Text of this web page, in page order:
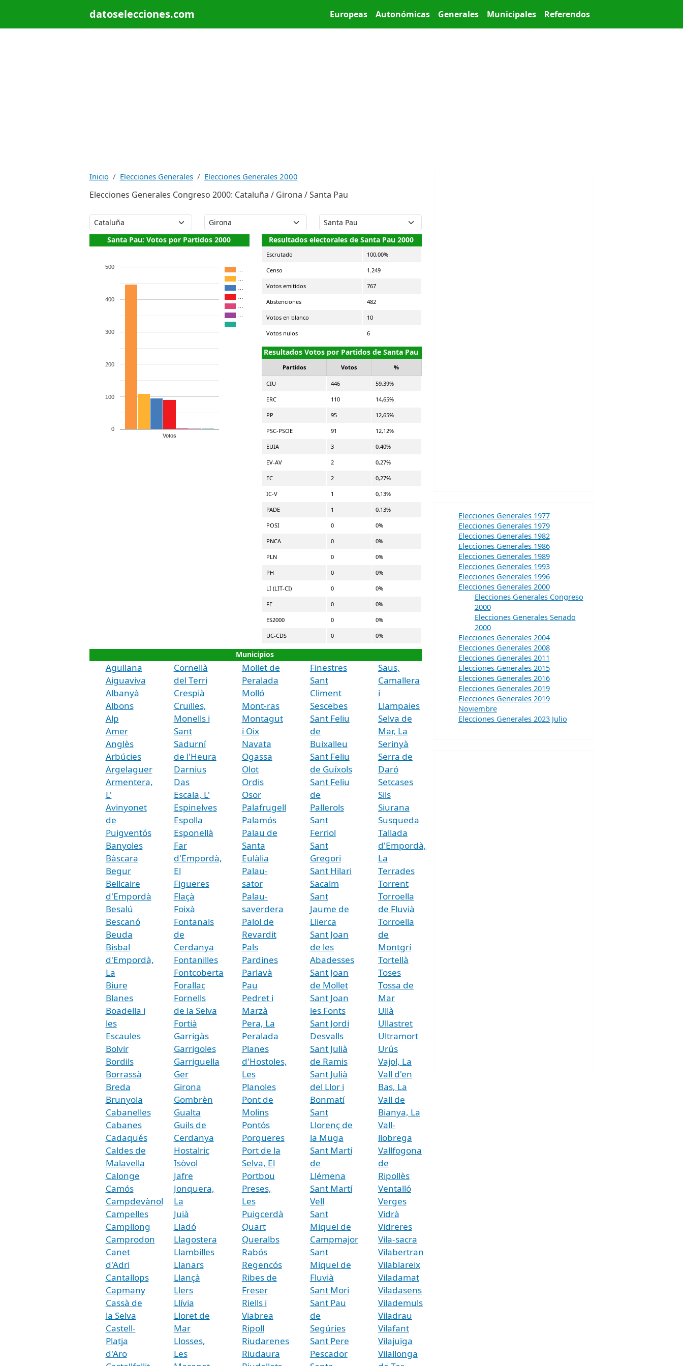
datoselecciones.com Main menu
Europeas Autonómicas Generales Municipales Referendos
Inicio Elecciones Generales Elecciones Generales 2000
Elecciones Generales Congreso 2000: Cataluña / Girona / Santa Pau
Santa Pau: Votos por Partidos 2000
Votos
0
100
200
300
400
500
Resultados electorales de Santa Pau 2000
Escrutado 100,00%
Censo 1.249
Votos emitidos 767
Abstenciones 482
Votos en blanco 10
Votos nulos 6
Resultados Votos por Partidos de Santa Pau
Partidos Votos %
CIU 446 59,39%
ERC 110 14,65%
PP 95 12,65%
PSC-PSOE 91 12,12%
EUIA 3 0,40%
EV-AV 2 0,27%
EC 2 0,27%
IC-V 1 0,13%
PADE 1 0,13%
POSI 0 0%
PNCA 0 0%
PLN 0 0%
PH 0 0%
LI (LIT-CI) 0 0%
FE 0 0%
ES2000 0 0%
UC-CDS 0 0%
Municipios
Agullana
Aiguaviva
Albanyà
Albons
Alp
Amer
Anglès
Arbúcies
Argelaguer
Armentera,
L'
Avinyonet
de
Puigventós
Banyoles
Bàscara
Begur
Bellcaire
d'Empordà
Besalú
Bescanó
Beuda
Bisbal
d'Empordà,
La
Biure
Blanes
Boadella i
les
Escaules
Bolvir
Bordils
Borrassà
Breda
Brunyola
Cabanelles
Cabanes
Cadaqués
Caldes de
Malavella
Calonge
Camós
Campdevànol
Campelles
Campllong
Camprodon
Canet
d'Adri
Cantallops
Capmany
Cassà de
la Selva
Castell-
Platja
d'Aro
Cornellà
del Terri
Crespià
Cruïlles,
Monells i
Sant
Sadurní
de l'Heura
Darnius
Das
Escala, L'
Espinelves
Espolla
Esponellà
Far
d'Empordà,
El
Figueres
Flaçà
Foixà
Fontanals
de
Cerdanya
Fontanilles
Fontcoberta
Forallac
Fornells
de la Selva
Fortià
Garrigàs
Garrigoles
Garriguella
Ger
Girona
Gombrèn
Gualta
Guils de
Cerdanya
Hostalric
Isòvol
Jafre
Jonquera,
La
Juià
Lladó
Llagostera
Llambilles
Llanars
Llançà
Llers
Llívia
Lloret de
Mar
Llosses,
Les
Mollet de
Peralada
Molló
Mont-ras
Montagut
i Oix
Navata
Ogassa
Olot
Ordis
Osor
Palafrugell
Palamós
Palau de
Santa
Eulàlia
Palau-
sator
Palau-
saverdera
Palol de
Revardit
Pals
Pardines
Parlavà
Pau
Pedret i
Marzà
Pera, La
Peralada
Planes
d'Hostoles,
Les
Planoles
Pont de
Molins
Pontós
Porqueres
Port de la
Selva, El
Portbou
Preses,
Les
Puigcerdà
Quart
Queralbs
Rabós
Regencós
Ribes de
Freser
Riells i
Viabrea
Ripoll
Riudarenes
Riudaura
Finestres
Sant
Climent
Sescebes
Sant Feliu
de
Buixalleu
Sant Feliu
de Guíxols
Sant Feliu
de
Pallerols
Sant
Ferriol
Sant
Gregori
Sant Hilari
Sacalm
Sant
Jaume de
Llierca
Sant Joan
de les
Abadesses
Sant Joan
de Mollet
Sant Joan
les Fonts
Sant Jordi
Desvalls
Sant Julià
de Ramis
Sant Julià
del Llor i
Bonmatí
Sant
Llorenç de
la Muga
Sant Martí
de
Llémena
Sant Martí
Vell
Sant
Miquel de
Campmajor
Sant
Miquel de
Fluvià
Sant Mori
Sant Pau
de
Segúries
Sant Pere
Pescador
Saus,
Camallera
i
Llampaies
Selva de
Mar, La
Serinyà
Serra de
Daró
Setcases
Sils
Siurana
Susqueda
Tallada
d'Empordà,
La
Terrades
Torrent
Torroella
de Fluvià
Torroella
de
Montgrí
Tortellà
Toses
Tossa de
Mar
Ullà
Ullastret
Ultramort
Urús
Vajol, La
Vall d'en
Bas, La
Vall de
Bianya, La
Vall-
llobrega
Vallfogona
de
Ripollès
Ventalló
Verges
Vidrà
Vidreres
Vila-sacra
Vilabertran
Vilablareix
Viladamat
Viladasens
Vilademuls
Viladrau
Vilafant
Vilajuïga
Vilallonga
Elecciones Generales 1977
Elecciones Generales 1979
Elecciones Generales 1982
Elecciones Generales 1986
Elecciones Generales 1989
Elecciones Generales 1993
Elecciones Generales 1996
Elecciones Generales 2000
Elecciones Generales Congreso
2000
Elecciones Generales Senado
2000
Elecciones Generales 2004
Elecciones Generales 2008
Elecciones Generales 2011
Elecciones Generales 2015
Elecciones Generales 2016
Elecciones Generales 2019
Elecciones Generales 2019
Noviembre
Elecciones Generales 2023 Julio